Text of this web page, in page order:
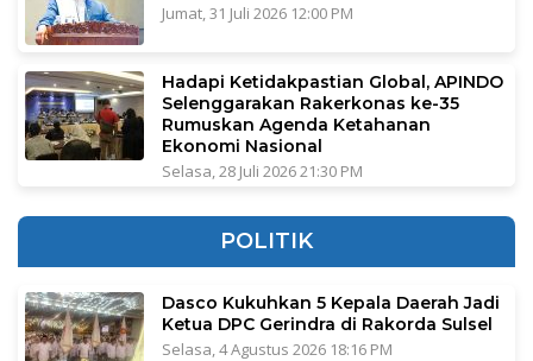
Jumat, 31 Juli 2026 12:00 PM
Hadapi Ketidakpastian Global, APINDO
Selenggarakan Rakerkonas ke-35
Rumuskan Agenda Ketahanan
Ekonomi Nasional
Selasa, 28 Juli 2026 21:30 PM
POLITIK
Dasco Kukuhkan 5 Kepala Daerah Jadi
Ketua DPC Gerindra di Rakorda Sulsel
Selasa, 4 Agustus 2026 18:16 PM